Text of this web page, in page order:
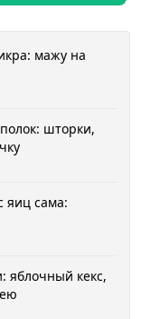
мажу на
шторки,
яиц сама:
яблочный кекс,